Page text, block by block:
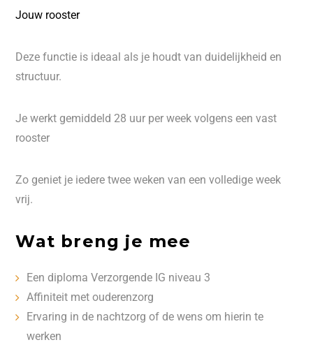
Jouw rooster
Deze functie is ideaal als je houdt van duidelijkheid en
structuur.
Je werkt gemiddeld 28 uur per week volgens een vast
rooster
Zo geniet je iedere twee weken van een volledige week
vrij.
Wat breng je mee
Een diploma Verzorgende IG niveau 3
Affiniteit met ouderenzorg
Ervaring in de nachtzorg of de wens om hierin te
werken